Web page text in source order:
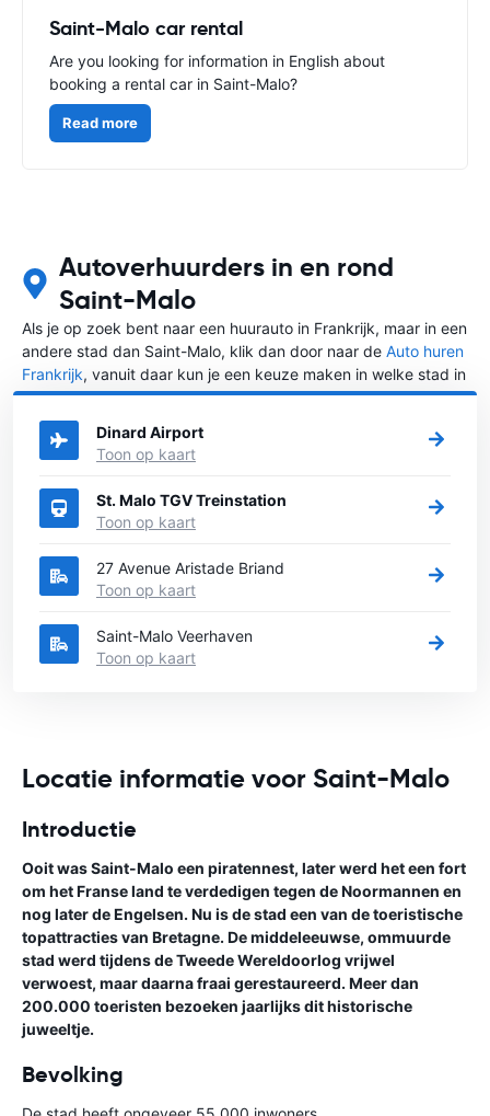
Saint-Malo car rental
Are you looking for information in English about
booking a rental car in Saint-Malo?
Read more
Autoverhuurders in en rond
Saint-Malo
Als je op zoek bent naar een huurauto in Frankrijk, maar in een
andere stad dan Saint-Malo, klik dan door naar de Auto huren
Frankrijk, vanuit daar kun je een keuze maken in welke stad in
Frankrijk je een auto huren wilt.
Dinard Airport
Toon op kaart
St. Malo TGV Treinstation
Toon op kaart
27 Avenue Aristade Briand
Toon op kaart
Saint-Malo Veerhaven
Toon op kaart
Locatie informatie voor Saint-Malo
Introductie
Ooit was Saint-Malo een piratennest, later werd het een fort
om het Franse land te verdedigen tegen de Noormannen en
nog later de Engelsen. Nu is de stad een van de toeristische
topattracties van Bretagne. De middeleeuwse, ommuurde
stad werd tijdens de Tweede Wereldoorlog vrijwel
verwoest, maar daarna fraai gerestaureerd. Meer dan
200.000 toeristen bezoeken jaarlijks dit historische
juweeltje.
Bevolking